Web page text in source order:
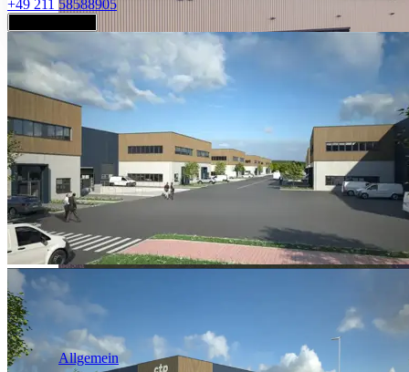
Industrie & Logistik
Allgemein
+49 211 58588905